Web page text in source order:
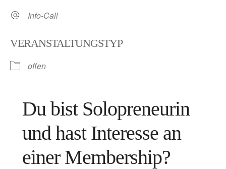
Info-Call
VERANSTALTUNGSTYP
offen
Du bist Solopreneurin
und hast Interesse an
einer Membership?